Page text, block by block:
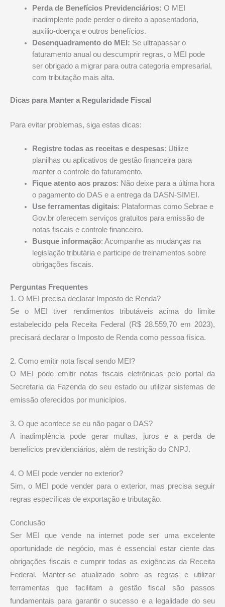
Perda de Benefícios Previdenciários: O MEI
inadimplente pode perder o direito a aposentadoria,
auxílio-doença e outros benefícios.
Desenquadramento do MEI: Se ultrapassar o
faturamento anual ou descumprir regras, o MEI pode
ser obrigado a migrar para outra categoria empresarial,
com tributação mais alta.
Dicas para Manter a Regularidade Fiscal
Para evitar problemas, siga estas dicas:
Registre todas as receitas e despesas: Utilize
planilhas ou aplicativos de gestão financeira para
manter o controle do faturamento.
Fique atento aos prazos: Não deixe para a última hora
o pagamento do DAS e a entrega da DASN-SIMEI.
Use ferramentas digitais: Plataformas como Sebrae e
Gov.br oferecem serviços gratuitos para emissão de
notas fiscais e controle financeiro.
Busque informação: Acompanhe as mudanças na
legislação tributária e participe de treinamentos sobre
obrigações fiscais.
Perguntas Frequentes
1. O MEI precisa declarar Imposto de Renda?
Se o MEI tiver rendimentos tributáveis acima do limite
estabelecido pela Receita Federal (R$ 28.559,70 em 2023),
precisará declarar o Imposto de Renda como pessoa física.
2. Como emitir nota fiscal sendo MEI?
O MEI pode emitir notas fiscais eletrônicas pelo portal da
Secretaria da Fazenda do seu estado ou utilizar sistemas de
emissão oferecidos por municípios.
3. O que acontece se eu não pagar o DAS?
A inadimplência pode gerar multas, juros e a perda de
benefícios previdenciários, além de restrição do CNPJ.
4. O MEI pode vender no exterior?
Sim, o MEI pode vender para o exterior, mas precisa seguir
regras específicas de exportação e tributação.
Conclusão
Ser MEI que vende na internet pode ser uma excelente
oportunidade de negócio, mas é essencial estar ciente das
obrigações fiscais e cumprir todas as exigências da Receita
Federal. Manter-se atualizado sobre as regras e utilizar
ferramentas que facilitam a gestão fiscal são passos
fundamentais para garantir o sucesso e a legalidade do seu